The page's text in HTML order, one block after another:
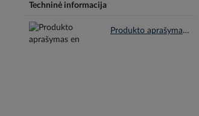
Techninė informacija
Produkto aprašymas en.pdf